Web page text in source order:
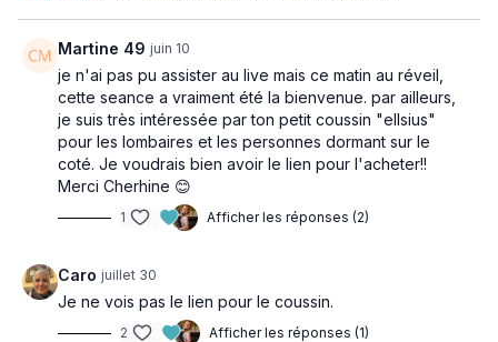
Grâce à des mouvements fluides inspirés des
Mouvements Dynamiques et du travail fascial, nous
allons favoriser la circulation, améliorer la mobilité et
aider le corps à retrouver davantage de légèreté.
✨ Une séance parfaite le matin pour bien démarrer la
journée, pendant la pause du midi pour faire le plein
d'énergie ou en fin de journée pour délasser le corps.
📖 Mon livre est maintenant disponible en
précommande !
Martine 49 juin 10
je n'ai pas pu assister au live mais ce matin au réveil,
cette seance a vraiment été la bienvenue. par ailleurs,
je suis très intéressée par ton petit coussin "ellsius"
pour les lombaires et les personnes dormant sur le
coté. Je voudrais bien avoir le lien pour l'acheter!!
Merci Cherhine 😊
1 Afficher les réponses (2)
Caro juillet 30
Je ne vois pas le lien pour le coussin.
2 Afficher les réponses (1)